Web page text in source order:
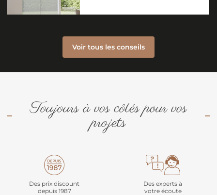
Voir tous les conseils
Toujours à vos côtés pour vos
projets
Des prix discount
depuis 1987
Des experts à
votre écoute